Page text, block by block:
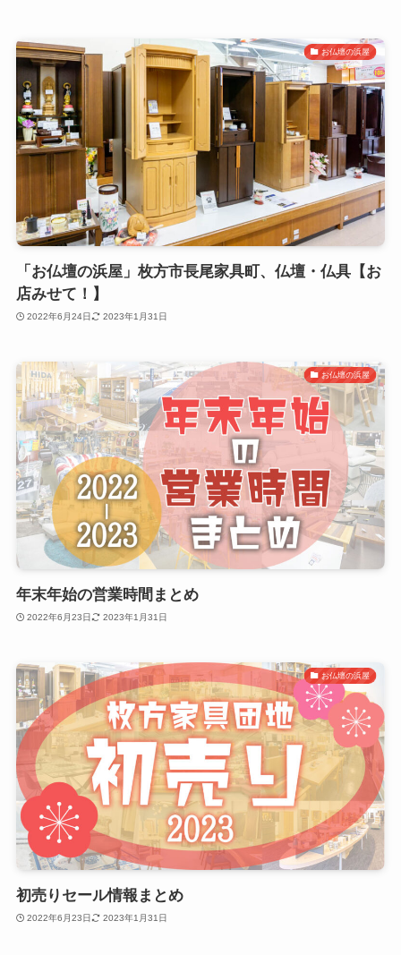
お仏壇の浜屋
「お仏壇の浜屋」枚方市長尾家具町、仏壇・仏具【お
店みせて！】
2022年6月24日 2023年1月31日
お仏壇の浜屋
年末年始の営業時間まとめ
2022年6月23日 2023年1月31日
お仏壇の浜屋
初売りセール情報まとめ
2022年6月23日 2023年1月31日